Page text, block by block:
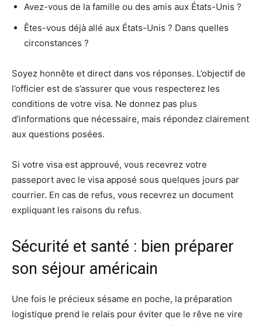
Avez-vous de la famille ou des amis aux États-Unis ?
Êtes-vous déjà allé aux États-Unis ? Dans quelles
circonstances ?
Soyez honnête et direct dans vos réponses. L’objectif de
l’officier est de s’assurer que vous respecterez les
conditions de votre visa. Ne donnez pas plus
d’informations que nécessaire, mais répondez clairement
aux questions posées.
Si votre visa est approuvé, vous recevrez votre
passeport avec le visa apposé sous quelques jours par
courrier. En cas de refus, vous recevrez un document
expliquant les raisons du refus.
Sécurité et santé : bien préparer
son séjour américain
Une fois le précieux sésame en poche, la préparation
logistique prend le relais pour éviter que le rêve ne vire